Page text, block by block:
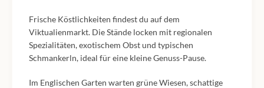
Frische Köstlichkeiten findest du auf dem
Viktualienmarkt. Die Stände locken mit regionalen
Spezialitäten, exotischem Obst und typischen
Schmankerln, ideal für eine kleine Genuss-Pause.
Im Englischen Garten warten grüne Wiesen, schattige